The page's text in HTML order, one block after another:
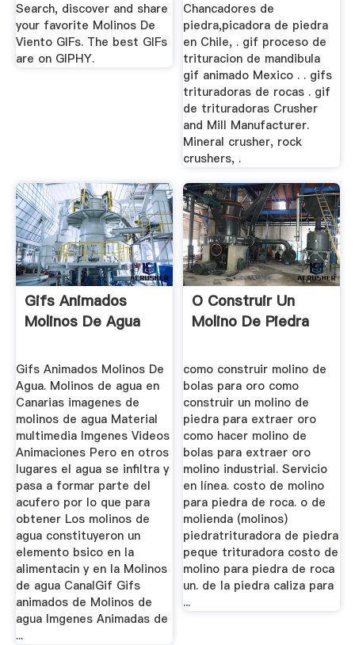
Search, discover and share
your favorite Molinos De
Viento GIFs. The best GIFs
are on GIPHY.
Chancadores de
piedra,picadora de piedra
en Chile, . gif proceso de
trituracion de mandibula
gif animado Mexico . . gifs
trituradoras de rocas . gif
de trituradoras Crusher
and Mill Manufacturer.
Mineral crusher, rock
crushers, .
Gifs Animados
Molinos De Agua
Gifs Animados Molinos De
Agua. Molinos de agua en
Canarias imagenes de
molinos de agua Material
multimedia Imgenes Videos
Animaciones Pero en otros
lugares el agua se infiltra y
pasa a formar parte del
acufero por lo que para
obtener Los molinos de
agua constituyeron un
elemento bsico en la
alimentacin y en la Molinos
de agua CanalGif Gifs
animados de Molinos de
agua Imgenes Animadas de
...
O Construir Un
Molino De Piedra
como construir molino de
bolas para oro como
construir un molino de
piedra para extraer oro
como hacer molino de
bolas para extraer oro
molino industrial. Servicio
en línea. costo de molino
para piedra de roca. o de
molienda (molinos)
piedratrituradora de piedra
peque trituradora costo de
molino para piedra de roca
un. de la piedra caliza para
...